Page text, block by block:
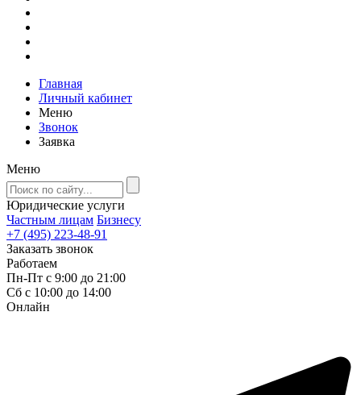
Главная
Личный кабинет
Меню
Звонок
Заявка
Меню
Юридические услуги
Частным лицам Бизнесу
+7 (495) 223-48-91
Заказать звонок
Работаем
Пн-Пт с 9:00 до 21:00
Сб с 10:00 до 14:00
Онлайн